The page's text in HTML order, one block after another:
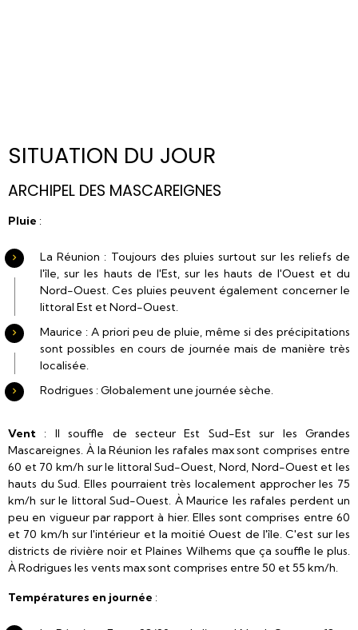
SITUATION DU JOUR
ARCHIPEL DES MASCAREIGNES
Pluie :
La Réunion : Toujours des pluies surtout sur les reliefs de
l'île, sur les hauts de l'Est, sur les hauts de l'Ouest et du
Nord-Ouest. Ces pluies peuvent également concerner le
littoral Est et Nord-Ouest.
Maurice : A priori peu de pluie, même si des précipitations
sont possibles en cours de journée mais de manière très
localisée.
Rodrigues : Globalement une journée sèche.
Vent : Il souffle de secteur Est Sud-Est sur les Grandes
Mascareignes. À la Réunion les rafales max sont comprises entre
60 et 70 km/h sur le littoral Sud-Ouest, Nord, Nord-Ouest et les
hauts du Sud. Elles pourraient très localement approcher les 75
km/h sur le littoral Sud-Ouest. À Maurice les rafales perdent un
peu en vigueur par rapport à hier. Elles sont comprises entre 60
et 70 km/h sur l'intérieur et la moitié Ouest de l'île. C'est sur les
districts de rivière noir et Plaines Wilhems que ça souffle le plus.
À Rodrigues les vents max sont comprises entre 50 et 55 km/h.
Températures en journée :